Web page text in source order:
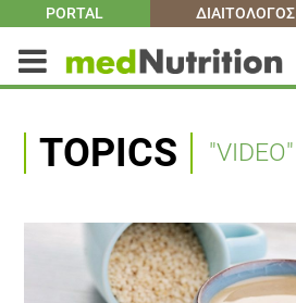
PORTAL ΔΙΑΙΤΟΛΟΓΟΣ
TOPICS "VIDEO"